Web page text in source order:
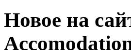
Новое на